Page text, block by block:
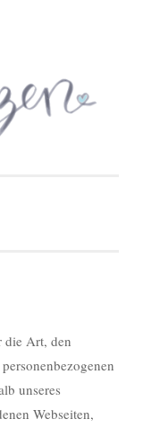
die Art, den
unseres
Webseiten,